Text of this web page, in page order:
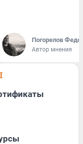
Погорелов
Автор мнения